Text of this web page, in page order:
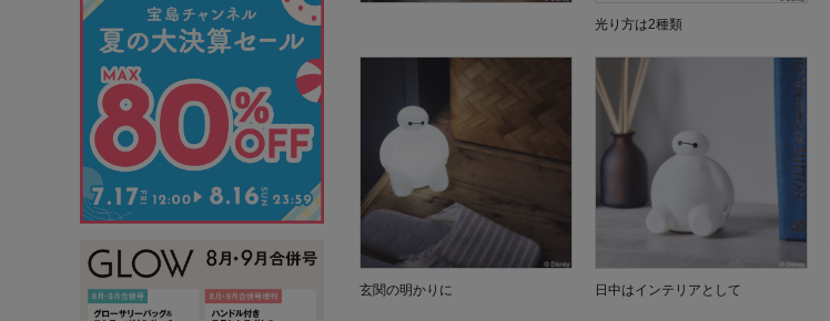
光り方は2種類
玄関の明かりに 日中はインテリアとして